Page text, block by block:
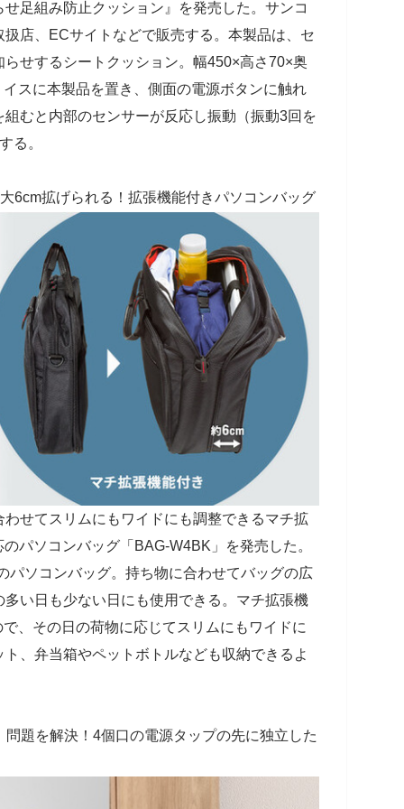
足組み防止クッション』を発売した。サンコ
店、ECサイトなどで販売する。本製品は、セ
せするシートクッション。幅450×高さ70×奥
スに本製品を置き、側面の電源ボタンに触れ
むと内部のセンサーが反応し振動（振動3回を
る。
6cm拡げられる！拡張機能付きパソコンバッグ
せてスリムにもワイドにも調整できるマチ拡
パソコンバッグ「BAG-W4BK」を発売した。
パソコンバッグ。持ち物に合わせてバッグの広
い日も少ない日にも使用できる。マチ拡張機
、その日の荷物に応じてスリムにもワイドに
、弁当箱やペットボトルなども収納できるよ
題を解決！4個口の電源タップの先に独立した